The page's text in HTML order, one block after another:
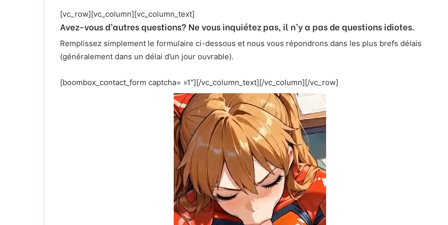
[vc_row][vc_column][vc_column_text]
Avez-vous d’autres questions? Ne vous inquiétez pas, il n’y a pas de questions idiotes.
Remplissez simplement le formulaire ci-dessous et nous vous répondrons dans les plus brefs délais
(généralement dans un délai d’un jour ouvrable).
[boombox_contact_form captcha= »1″][/vc_column_text][/vc_column][/vc_row]